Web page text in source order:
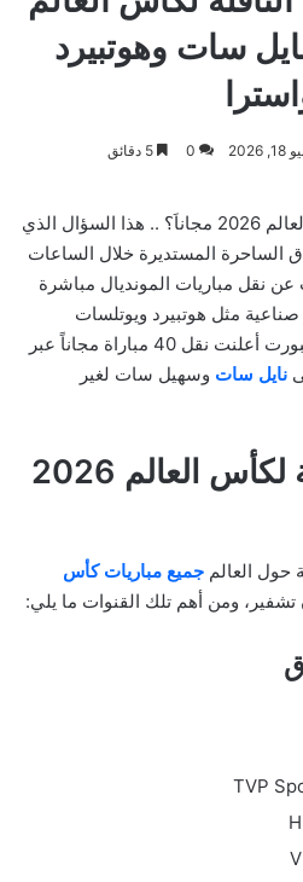
نايل سات وهوتبيرد
2026
0
ما هي القنوات الناقلة لكاس العالم 2026 مجاناَ؟ .. هذا السؤال الذي
الساحرة المستديرة خلال الساعات
عن نقل مباريات المونديال مباشرة
مثل هوتبيرد ويوتلسات
وغيرها،حيث أن قناة بي إن سبورت أعلنت نقل 40 مباراة مجاناً عبر
نايل سات وسهيل سات لغير
ما القنوات الناقلة لكأس العالم 2026
جميع مباريات كأس
تشفير، ومن أهم تلك القنوات ما يلي: